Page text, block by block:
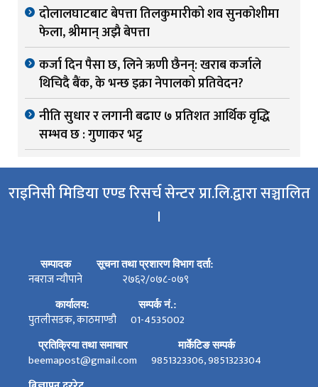
दोलालघाटबाट बेपत्ता तिलकुमारीको शव सुनकोशीमा
फेला, श्रीमान् अझै बेपत्ता
कर्जा दिन पैसा छ, लिने ऋणी छैनन्: खराब कर्जाले
थिचिदै बैंक, के भन्छ इक्रा नेपालको प्रतिवेदन?
नीति सुधार र लगानी बढाए ७ प्रतिशत आर्थिक वृद्धि
सम्भव छ : गुणाकर भट्ट
राइनिसी मिडिया एण्ड रिसर्च सेन्टर प्रा.लि.द्वारा सञ्चालित
।
सम्पादक
नबराज न्यौपाने
सूचना तथा प्रशारण विभाग दर्ता:
२७६२/०७८-०७९
कार्यालय:
पुतलीसडक, काठमाण्डौ
सम्पर्क नं.:
01-4535002
प्रतिक्रिया तथा समाचार
beemapost@gmail.com
मार्केटिङ सम्पर्क
9851323306, 9851323304